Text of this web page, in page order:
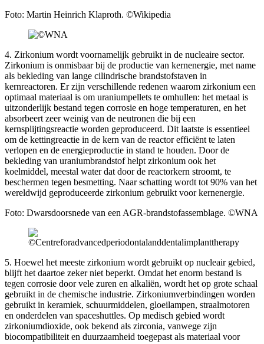
Foto: Martin Heinrich Klaproth. ©Wikipedia
4. Zirkonium wordt voornamelijk gebruikt in de nucleaire sector.
Zirkonium is onmisbaar bij de productie van kernenergie, met name
als bekleding van lange cilindrische brandstofstaven in
kernreactoren. Er zijn verschillende redenen waarom zirkonium een
optimaal materiaal is om uraniumpellets te omhullen: het metaal is
uitzonderlijk bestand tegen corrosie en hoge temperaturen, en het
absorbeert zeer weinig van de neutronen die bij een
kernsplijtingsreactie worden geproduceerd. Dit laatste is essentieel
om de kettingreactie in de kern van de reactor efficiënt te laten
verlopen en de energieproductie in stand te houden. Door de
bekleding van uraniumbrandstof helpt zirkonium ook het
koelmiddel, meestal water dat door de reactorkern stroomt, te
beschermen tegen besmetting. Naar schatting wordt tot 90% van het
wereldwijd geproduceerde zirkonium gebruikt voor kernenergie.
Foto: Dwarsdoorsnede van een AGR-brandstofassemblage. ©WNA
5. Hoewel het meeste zirkonium wordt gebruikt op nucleair gebied,
blijft het daartoe zeker niet beperkt. Omdat het enorm bestand is
tegen corrosie door vele zuren en alkaliën, wordt het op grote schaal
gebruikt in de chemische industrie. Zirkoniumverbindingen worden
gebruikt in keramiek, schuurmiddelen, gloeilampen, straalmotoren
en onderdelen van spaceshuttles. Op medisch gebied wordt
zirkoniumdioxide, ook bekend als zirconia, vanwege zijn
biocompatibiliteit en duurzaamheid toegepast als materiaal voor